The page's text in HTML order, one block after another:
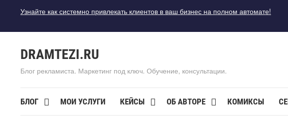
Узнайте как системно привлекать клиентов в ваш бизнес на полном автомате!
DRAMTEZI.RU
Блог рекламиста. Маркетинг под ключ. Обучение, консультации.
БЛОГ МОИ УСЛУГИ КЕЙСЫ ОБ АВТОРЕ КОМИКСЫ